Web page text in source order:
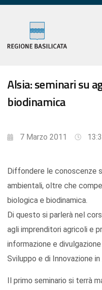
Alsia: seminari su
biodinamica
7 Marzo 2011
Diffondere le conoscenze
ambientali, oltre che
biologica e biodinamica.
Di questo si parlerà nel
agli imprenditori agricoli e
informazione e divulgazione
Sviluppo e di Innovazione
Il primo seminario si terrà